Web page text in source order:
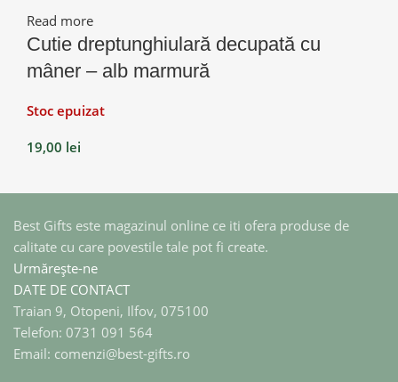
Read more
Cutie dreptunghiulară decupată cu
mâner – alb marmură
Stoc epuizat
19,00 lei
Best Gifts este magazinul online ce iti ofera produse de
calitate cu care povestile tale pot fi create.
Urmărește-ne
DATE DE CONTACT
Traian 9, Otopeni, Ilfov, 075100
Telefon: 0731 091 564
Email: comenzi@best-gifts.ro